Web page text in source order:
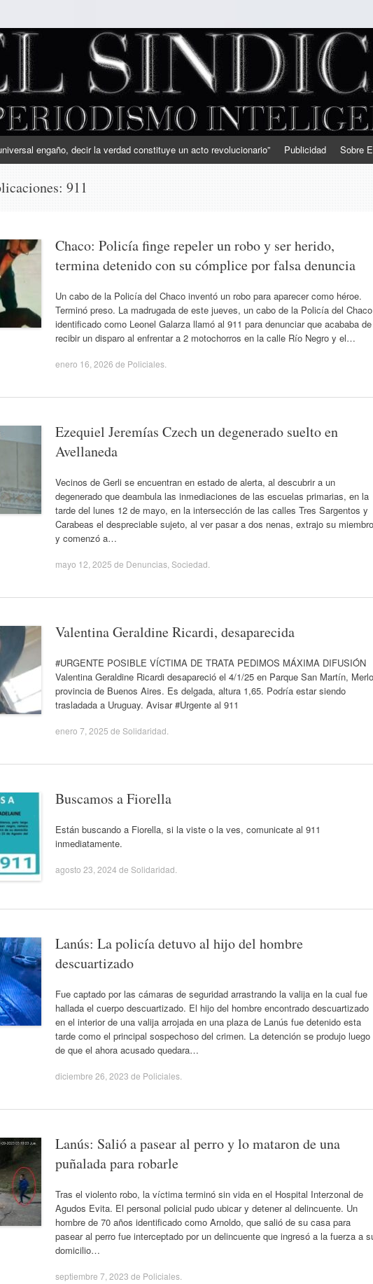
engaño, decir la verdad constituye un acto revolucionario” Publicidad Sobre
911
Chaco: Policía finge repeler un robo y ser herido,
termina detenido con su cómplice por falsa denuncia
Un cabo de la Policía del Chaco inventó un robo para aparecer como héroe.
Terminó preso. La madrugada de este jueves, un cabo de la Policía del Chaco
identificado como Leonel Galarza llamó al 911 para denunciar que acababa de
recibir un disparo al enfrentar a 2 motochorros en la calle Río Negro y el…
enero 16, 2026 de Policiales
Ezequiel Jeremías Czech un degenerado suelto en
Avellaneda
Vecinos de Gerli se encuentran en estado de alerta, al descubrir a un
degenerado que deambula las inmediaciones de las escuelas primarias, en la
tarde del lunes 12 de mayo, en la intersección de las calles Tres Sargentos y
Carabeas el despreciable sujeto, al ver pasar a dos nenas, extrajo su miembro
y comenzó a…
mayo 12, 2025 de Denuncias Sociedad
Valentina Geraldine Ricardi, desaparecida
#URGENTE POSIBLE VÍCTIMA DE TRATA PEDIMOS MÁXIMA DIFUSIÓN
Valentina Geraldine Ricardi desapareció el 4/1/25 en Parque San Martín,
provincia de Buenos Aires. Es delgada, altura 1,65. Podría estar siendo
trasladada a Uruguay. Avisar #Urgente al 911
enero 7, 2025 de Solidaridad
Buscamos a Fiorella
Están buscando a Fiorella, si la viste o la ves, comunicate al 911
inmediatamente.
agosto 23, 2024 de Solidaridad
Lanús: La policía detuvo al hijo del hombre
descuartizado
Fue captado por las cámaras de seguridad arrastrando la valija en la cual fue
hallada el cuerpo descuartizado. El hijo del hombre encontrado descuartizado
en el interior de una valija arrojada en una plaza de Lanús fue detenido esta
tarde como el principal sospechoso del crimen. La detención se produjo luego
de que el ahora acusado quedara…
diciembre 26, 2023 de Policiales
Lanús: Salió a pasear al perro y lo mataron de una
puñalada para robarle
Tras el violento robo, la víctima terminó sin vida en el Hospital Interzonal de
Agudos Evita. El personal policial pudo ubicar y detener al delincuente. Un
hombre de 70 años identificado como Arnoldo, que salió de su casa para
pasear al perro fue interceptado por un delincuente que ingresó a la fuerza a
domicilio…
septiembre 7, 2023 de Policiales